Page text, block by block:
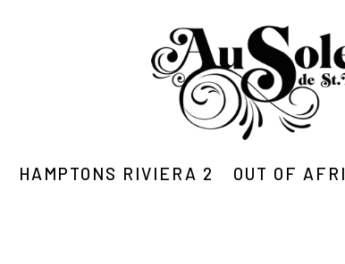
HAMPTONS RIVIERA 2 OUT OF